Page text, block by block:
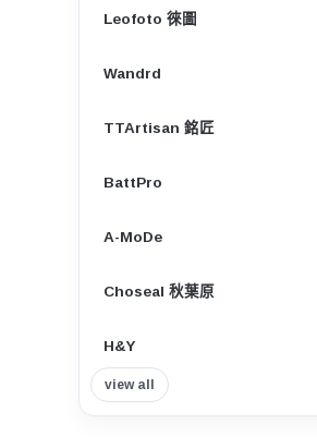
Leofoto 徠圖
Wandrd
TTArtisan 銘匠
BattPro
A-MoDe
Choseal 秋葉原
H&Y
Insta360
view all